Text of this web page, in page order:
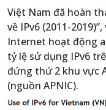
Việt Nam đã hoàn
về IPv6 (2011-
Internet hoạt động
tỷ lệ sử dụng IPv6
đứng thứ 2 khu vực
(nguồn APNIC).